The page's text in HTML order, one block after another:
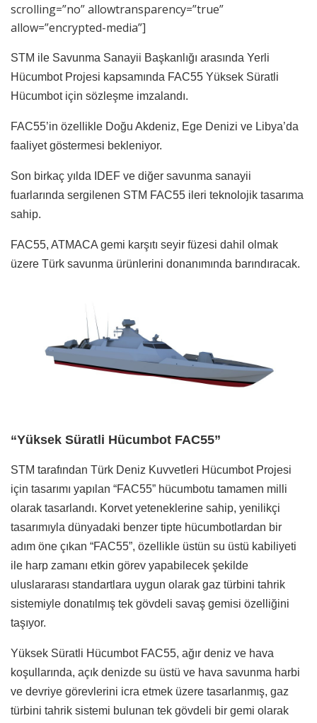
scrolling=”no” allowtransparency=”true”
allow=”encrypted-media”]
STM ile Savunma Sanayii Başkanlığı arasında Yerli
Hücumbot Projesi kapsamında FAC55 Yüksek Süratli
Hücumbot için sözleşme imzalandı.
FAC55’in özellikle Doğu Akdeniz, Ege Denizi ve Libya’da
faaliyet göstermesi bekleniyor.
Son birkaç yılda IDEF ve diğer savunma sanayii
fuarlarında sergilenen STM FAC55 ileri teknolojik tasarıma
sahip.
FAC55, ATMACA gemi karşıtı seyir füzesi dahil olmak
üzere Türk savunma ürünlerini donanımında barındıracak.
“Yüksek Süratli Hücumbot FAC55”
STM tarafından Türk Deniz Kuvvetleri Hücumbot Projesi
için tasarımı yapılan “FAC55” hücumbotu tamamen milli
olarak tasarlandı. Korvet yeteneklerine sahip, yenilikçi
tasarımıyla dünyadaki benzer tipte hücumbotlardan bir
adım öne çıkan “FAC55”, özellikle üstün su üstü kabiliyeti
ile harp zamanı etkin görev yapabilecek şekilde
uluslararası standartlara uygun olarak gaz türbini tahrik
sistemiyle donatılmış tek gövdeli savaş gemisi özelliğini
taşıyor.
Yüksek Süratli Hücumbot FAC55, ağır deniz ve hava
koşullarında, açık denizde su üstü ve hava savunma harbi
ve devriye görevlerini icra etmek üzere tasarlanmış, gaz
türbini tahrik sistemi bulunan tek gövdeli bir gemi olarak